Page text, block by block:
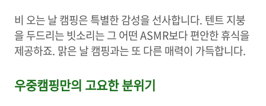
비 오는 날 캠핑은 특별한 감성을 선사합니다. 텐트 지붕
을 두드리는 빗소리는 그 어떤 ASMR보다 편안한 휴식을
제공하죠. 맑은 날 캠핑과는 또 다른 매력이 가득합니다.
우중캠핑만의 고요한 분위기